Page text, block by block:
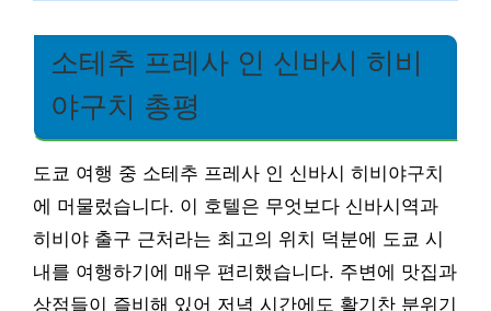
소테추 프레사 인 신바시 히비
야구치 총평
도쿄 여행 중 소테추 프레사 인 신바시 히비야구치
에 머물렀습니다. 이 호텔은 무엇보다 신바시역과
히비야 출구 근처라는 최고의 위치 덕분에 도쿄 시
내를 여행하기에 매우 편리했습니다. 주변에 맛집과
상점들이 즐비해 있어 저녁 시간에도 활기찬 분위기